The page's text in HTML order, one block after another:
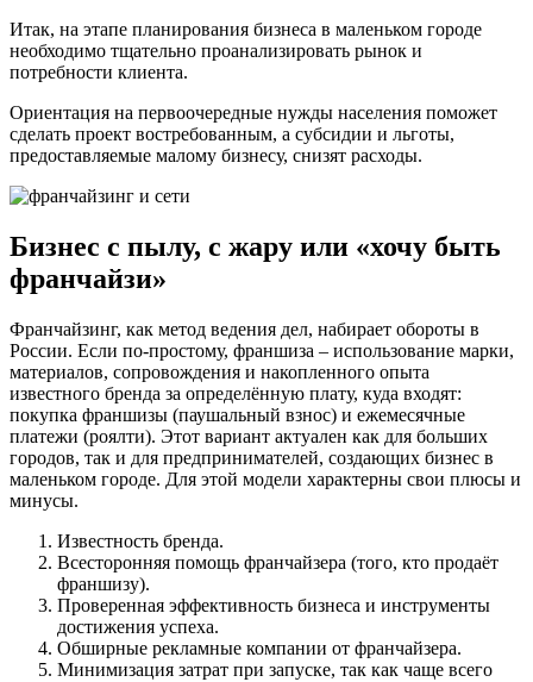
Итак, на этапе планирования бизнеса в маленьком городе
необходимо тщательно проанализировать рынок и
потребности клиента.
Ориентация на первоочередные нужды населения поможет
сделать проект востребованным, а субсидии и льготы,
предоставляемые малому бизнесу, снизят расходы.
Бизнес с пылу, с жару или «хочу быть
франчайзи»
Франчайзинг, как метод ведения дел, набирает обороты в
России. Если по-простому, франшиза – использование марки,
материалов, сопровождения и накопленного опыта
известного бренда за определённую плату, куда входят:
покупка франшизы (паушальный взнос) и ежемесячные
платежи (роялти). Этот вариант актуален как для больших
городов, так и для предпринимателей, создающих бизнес в
маленьком городе. Для этой модели характерны свои плюсы и
минусы.
Известность бренда.
Всесторонняя помощь франчайзера (того, кто продаёт
франшизу).
Проверенная эффективность бизнеса и инструменты
достижения успеха.
Обширные рекламные компании от франчайзера.
Минимизация затрат при запуске, так как чаще всего